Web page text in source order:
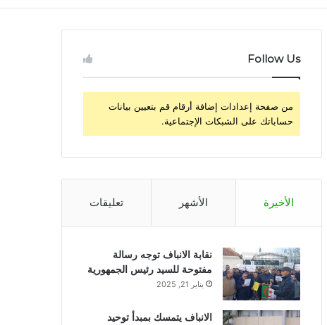
Follow Us
من صفحة إعدادات إضافة أرقام قم بتعيين بيانات
حساباتك على الشبكات الإجتماعية.
الأخيرة الأشهر تعليقات
نقابة الانباف توجه رسالة
مفتوحة للسيد رئيس الجمهورية
يناير 21, 2025
الانباف يتمسك بمبدأ توحيد